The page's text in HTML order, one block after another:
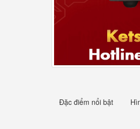
Đặc điểm nổi bật